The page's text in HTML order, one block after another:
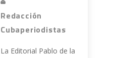
Redacción
Cubaperiodistas
La Editorial Pablo de la